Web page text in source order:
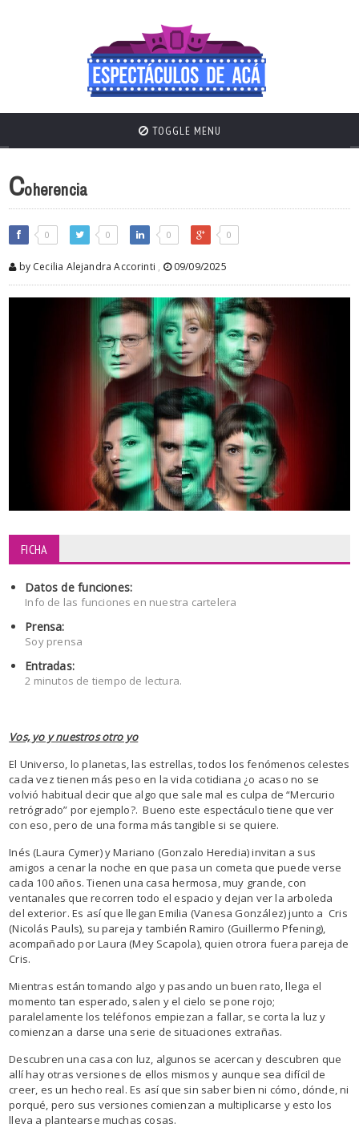
TOGGLE MENU
Coherencia
0 0 0 0
by Cecilia Alejandra Accorinti , 09/09/2025
FICHA
Datos de funciones:
Info de las funciones en nuestra cartelera
Prensa:
Soy prensa
Entradas:
2 minutos de tiempo de lectura.
Vos, yo y nuestros otro yo
El Universo, lo planetas, las estrellas, todos los fenómenos celestes
cada vez tienen más peso en la vida cotidiana ¿o acaso no se
volvió habitual decir que algo que sale mal es culpa de “Mercurio
retrógrado” por ejemplo?. Bueno este espectáculo tiene que ver
con eso, pero de una forma más tangible si se quiere.
Inés (Laura Cymer) y Mariano (Gonzalo Heredia) invitan a sus
amigos a cenar la noche en que pasa un cometa que puede verse
cada 100 años. Tienen una casa hermosa, muy grande, con
ventanales que recorren todo el espacio y dejan ver la arboleda
del exterior. Es así que llegan Emilia (Vanesa González) junto a Cris
(Nicolás Pauls), su pareja y también Ramiro (Guillermo Pfening),
acompañado por Laura (Mey Scapola), quien otrora fuera pareja de
Cris.
Mientras están tomando algo y pasando un buen rato, llega el
momento tan esperado, salen y el cielo se pone rojo;
paralelamente los teléfonos empiezan a fallar, se corta la luz y
comienzan a darse una serie de situaciones extrañas.
Descubren una casa con luz, algunos se acercan y descubren que
allí hay otras versiones de ellos mismos y aunque sea difícil de
creer, es un hecho real. Es así que sin saber bien ni cómo, dónde, ni
porqué, pero sus versiones comienzan a multiplicarse y esto los
lleva a plantearse muchas cosas.